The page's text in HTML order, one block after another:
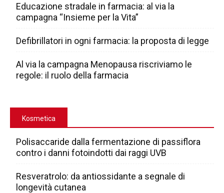
Educazione stradale in farmacia: al via la
campagna “Insieme per la Vita”
Defibrillatori in ogni farmacia: la proposta di legge
Al via la campagna Menopausa riscriviamo le
regole: il ruolo della farmacia
Kosmetica
Polisaccaride dalla fermentazione di passiflora
contro i danni fotoindotti dai raggi UVB
Resveratrolo: da antiossidante a segnale di
longevità cutanea